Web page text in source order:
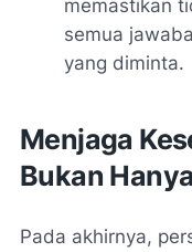
memastikan
semua
yang diminta.
Menjaga
Bukan
Pada akhirnya,